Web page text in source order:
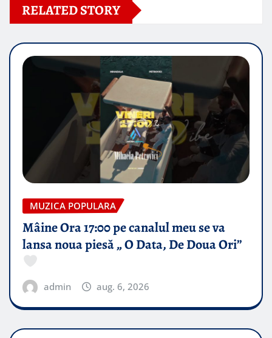
RELATED STORY
MUZICA POPULARA
Mâine Ora 17:00 pe canalul meu se va
lansa noua piesă „ O Data, De Doua Ori”
admin aug. 6, 2026